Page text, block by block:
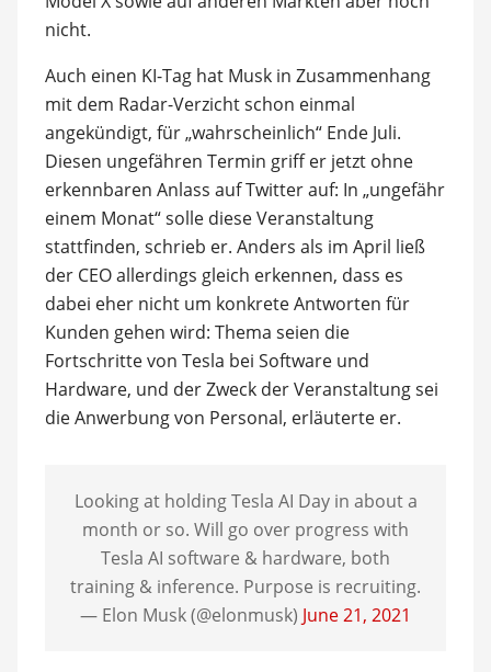
nicht.
Auch einen KI-Tag hat Musk in Zusammenhang
mit dem Radar-Verzicht schon einmal
angekündigt, für „wahrscheinlich“ Ende Juli.
Diesen ungefähren Termin griff er jetzt ohne
erkennbaren Anlass auf Twitter auf: In „ungefähr
einem Monat“ solle diese Veranstaltung
stattfinden, schrieb er. Anders als im April ließ
der CEO allerdings gleich erkennen, dass es
dabei eher nicht um konkrete Antworten für
Kunden gehen wird: Thema seien die
Fortschritte von Tesla bei Software und
Hardware, und der Zweck der Veranstaltung sei
die Anwerbung von Personal, erläuterte er.
Looking at holding Tesla AI Day in about a
month or so. Will go over progress with
Tesla AI software & hardware, both
training & inference. Purpose is recruiting.
— Elon Musk (@elonmusk) June 21, 2021